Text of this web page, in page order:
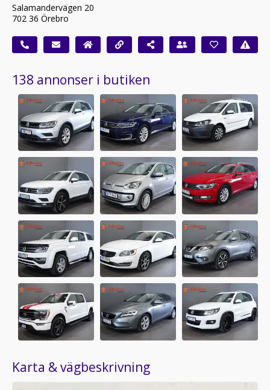
Salamandervägen 20
702 36 Örebro
138 annonser i butiken
Karta & vägbeskrivning